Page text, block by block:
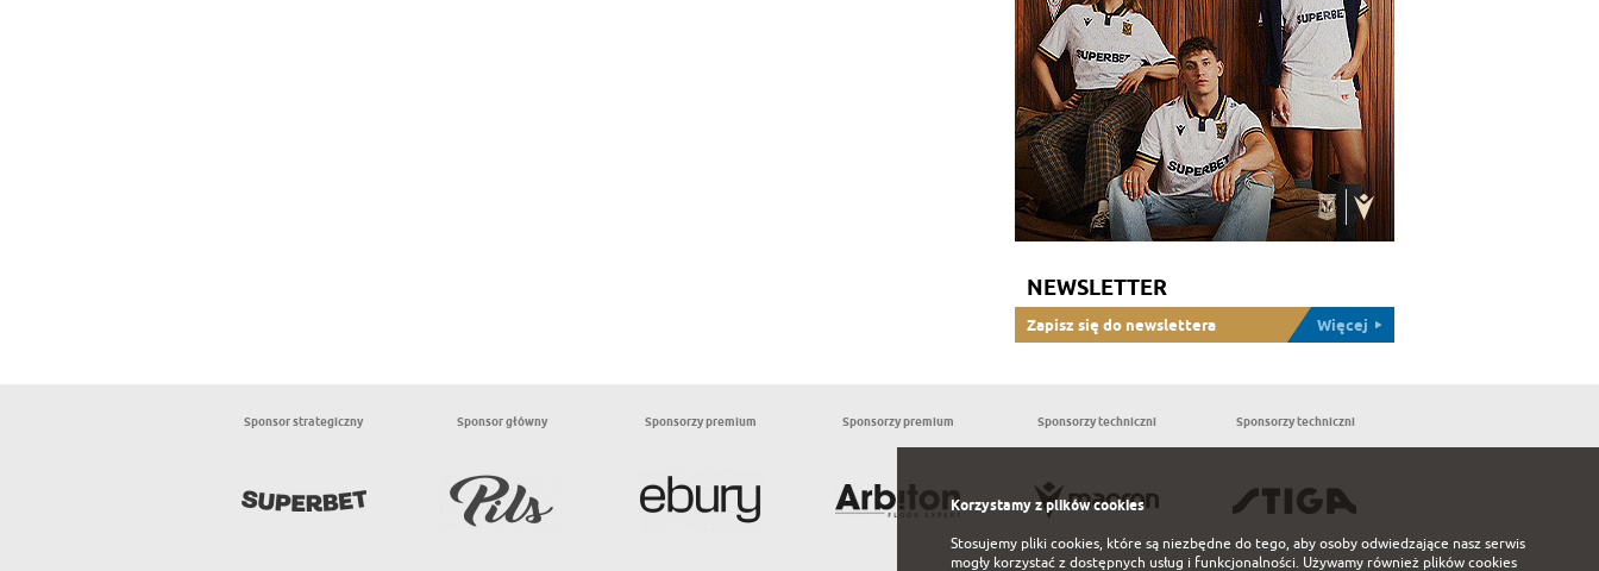
NEWSLETTER
Zapisz się do newslettera Więcej
Sponsor strategiczny Sponsor główny Sponsorzy premium Sponsorzy premium Sponsorzy techniczni Sponsorzy techniczni
Korzystamy z plików cookies
Stosujemy pliki cookies, które są niezbędne do tego, aby osoby odwiedzające nasz serwis
mogły korzystać z dostępnych usług i funkcjonalności. Używamy również plików cookies